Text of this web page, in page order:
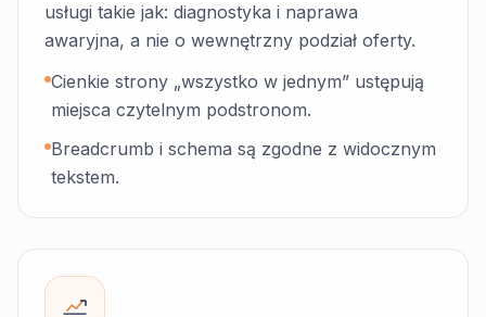
usługi takie jak: diagnostyka i naprawa
awaryjna, a nie o wewnętrzny podział oferty.
Cienkie strony „wszystko w jednym” ustępują
miejsca czytelnym podstronom.
Breadcrumb i schema są zgodne z widocznym
tekstem.